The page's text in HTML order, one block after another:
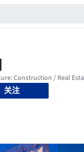
关注